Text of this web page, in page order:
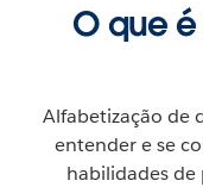
O que
Alfabetização de
entender e se
habilidades